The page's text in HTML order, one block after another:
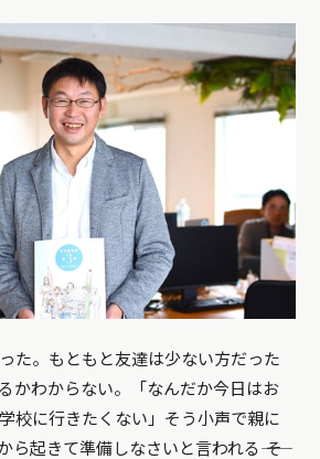
た。もともと友達は少ない方だった
かわからない。「なんだか今日はお
校に行きたくない」そう小声で親に
ら起きて準備しなさいと言われる―― そ